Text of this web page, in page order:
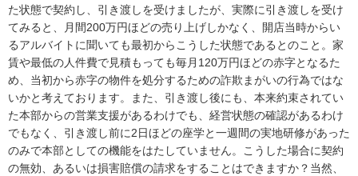
た状態で契約し、引き渡しを受けましたが、実際に引き渡しを受け
てみると、月間200万円ほどの売り上げしかなく、開店当時からい
るアルバイトに聞いても最初からこうした状態であるとのこと。家
賃や最低の人件費で見積もっても毎月120万円ほどの赤字となるた
め、当初から赤字の物件を処分するための詐欺まがいの行為ではな
いかと考えております。また、引き渡し後にも、本来約束されてい
た本部からの営業支援があるわけでも、経営状態の確認があるわけ
でもなく、引き渡し前に2日ほどの座学と一週間の実地研修があった
のみで本部としての機能をはたしていません。こうした場合に契約
の無効、あるいは損害賠償の請求をすることはできますか？当然、